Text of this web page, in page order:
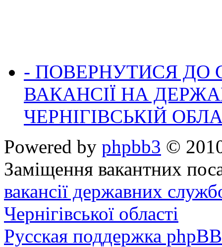
- ПОВЕРНУТИСЯ ДО
ВАКАНСІЇ НА
ЧЕРНІГІВСЬКІЙ
Powered by phpbb3 ©
Заміщення вакантних
вакансії державних
Чернігівської області
Русская поддержка phpBB